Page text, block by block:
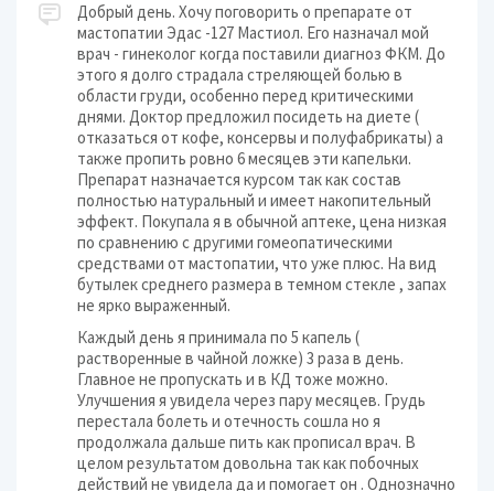
Добрый день. Хочу поговорить о препарате от
мастопатии Эдас -127 Мастиол. Его назначал мой
врач - гинеколог когда поставили диагноз ФКМ. До
этого я долго страдала стреляющей болью в
области груди, особенно перед критическими
днями. Доктор предложил посидеть на диете (
отказаться от кофе, консервы и полуфабрикаты) а
также пропить ровно 6 месяцев эти капельки.
Препарат назначается курсом так как состав
полностью натуральный и имеет накопительный
эффект. Покупала я в обычной аптеке, цена низкая
по сравнению с другими гомеопатическими
средствами от мастопатии, что уже плюс. На вид
бутылек среднего размера в темном стекле , запах
не ярко выраженный.
Каждый день я принимала по 5 капель (
растворенные в чайной ложке) 3 раза в день.
Главное не пропускать и в КД тоже можно.
Улучшения я увидела через пару месяцев. Грудь
перестала болеть и отечность сошла но я
продолжала дальше пить как прописал врач. В
целом результатом довольна так как побочных
действий не увидела да и помогает он . Однозначно